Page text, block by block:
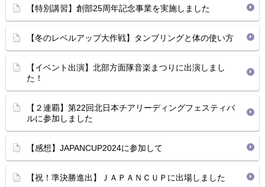
【特別講習】創部25周年記念事業を実施しました
【冬のレベルアップ大作戦】タンブリングと体の使い方
【イベント出演】北部方面隊音楽まつりに出演しまし
た！
【２連覇】第22回北日本チアリーディングフェスティバ
ルに参加しました
【感想】JAPANCUP2024に参加して
【祝！準決勝進出】ＪＡＰＡＮＣＵＰに出場しました